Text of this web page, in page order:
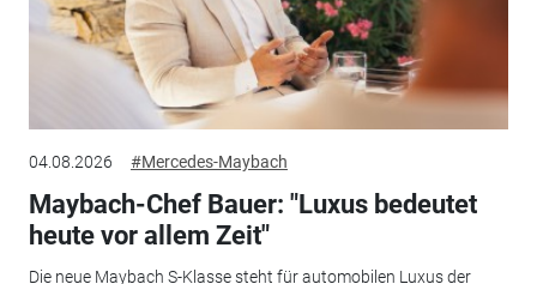
04.08.2026 #Mercedes-Maybach
Maybach-Chef Bauer: "Luxus bedeutet
heute vor allem Zeit"
Die neue Maybach S-Klasse steht für automobilen Luxus der